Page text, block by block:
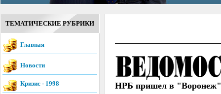
ТЕМАТИЧЕСКИЕ РУБРИКИ
Главная
Новости
Кризис - 1998 НРБ пришел в "Воронеж"